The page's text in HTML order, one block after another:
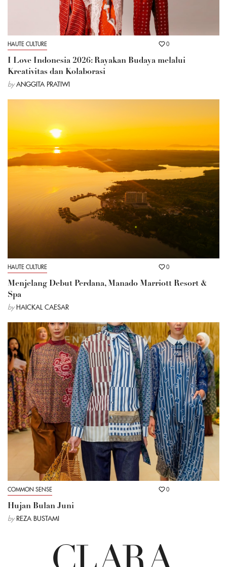
HAUTE CULTURE 0
I Love Indonesia 2026: Rayakan Budaya melalui
Kreativitas dan Kolaborasi
by ANGGITA PRATIWI
HAUTE CULTURE 0
Menjelang Debut Perdana, Manado Marriott Resort &
Spa
by HAICKAL CAESAR
COMMON SENSE 0
Hujan Bulan Juni
by REZA BUSTAMI